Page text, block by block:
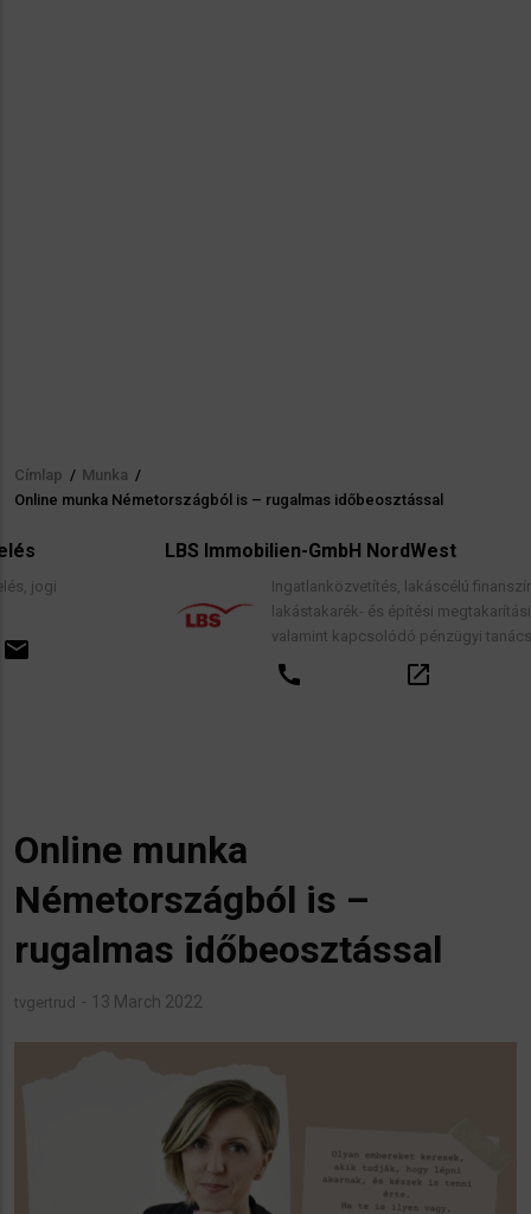
Morzsa
Címlap / Munka /
Online munka Németországból is – rugalmas időbeosztással
LBS Immobilien-GmbH NordWest
Ingatlanközvetítés, lakáscélú finanszírozási hitelek,
lakástakarék- és építési megtakarítási szerződések,
valamint kapcsolódó pénzügyi tanácsadás.
open_in_new email
Online munka
Németországból is –
rugalmas időbeosztással
tvgertrud 13 March 2022